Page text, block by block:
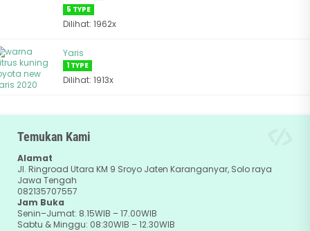
5 TYPE
Dilihat: 1962x
Yaris
1 TYPE
Dilihat: 1913x
Temukan Kami
Alamat
Jl. Ringroad Utara KM 9 Sroyo Jaten Karanganyar, Solo raya
Jawa Tengah
082135707557
Jam Buka
Senin–Jumat: 8.15WIB – 17.00WIB
Sabtu & Minggu: 08:30WIB – 12.30WIB